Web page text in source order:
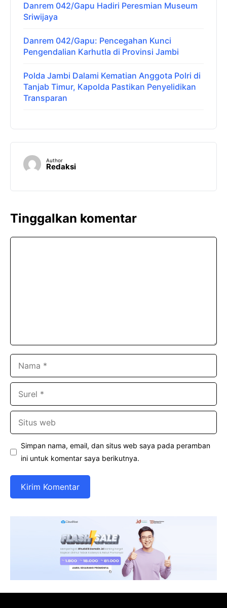
Danrem 042/Gapu Hadiri Peresmian Museum
Sriwijaya
Danrem 042/Gapu: Pencegahan Kunci
Pengendalian Karhutla di Provinsi Jambi
Polda Jambi Dalami Kematian Anggota Polri di
Tanjab Timur, Kapolda Pastikan Penyelidikan
Transparan
Author
Redaksi
Tinggalkan komentar
web
Simpan nama, email, dan situs web saya pada peramban
ini untuk komentar saya berikutnya.